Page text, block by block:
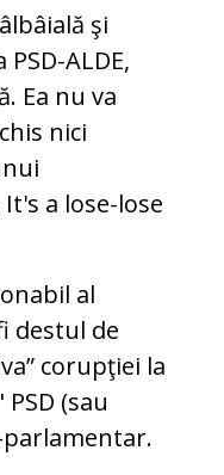
şi
ALDE,
Ea nu va
nici
a lose-lose
al
destul de
corupţiei la
(sau